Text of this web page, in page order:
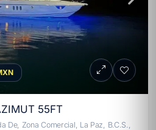
55FT
De, Zona Comercial, La Paz, B.C.S.,